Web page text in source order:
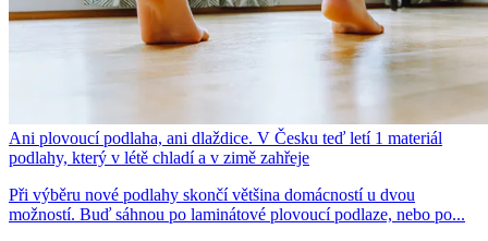
Ani plovoucí podlaha, ani dlaždice. V Česku teď letí 1 materiál
podlahy, který v létě chladí a v zimě zahřeje
Při výběru nové podlahy skončí většina domácností u dvou
možností. Buď sáhnou po laminátové plovoucí podlaze, nebo po...